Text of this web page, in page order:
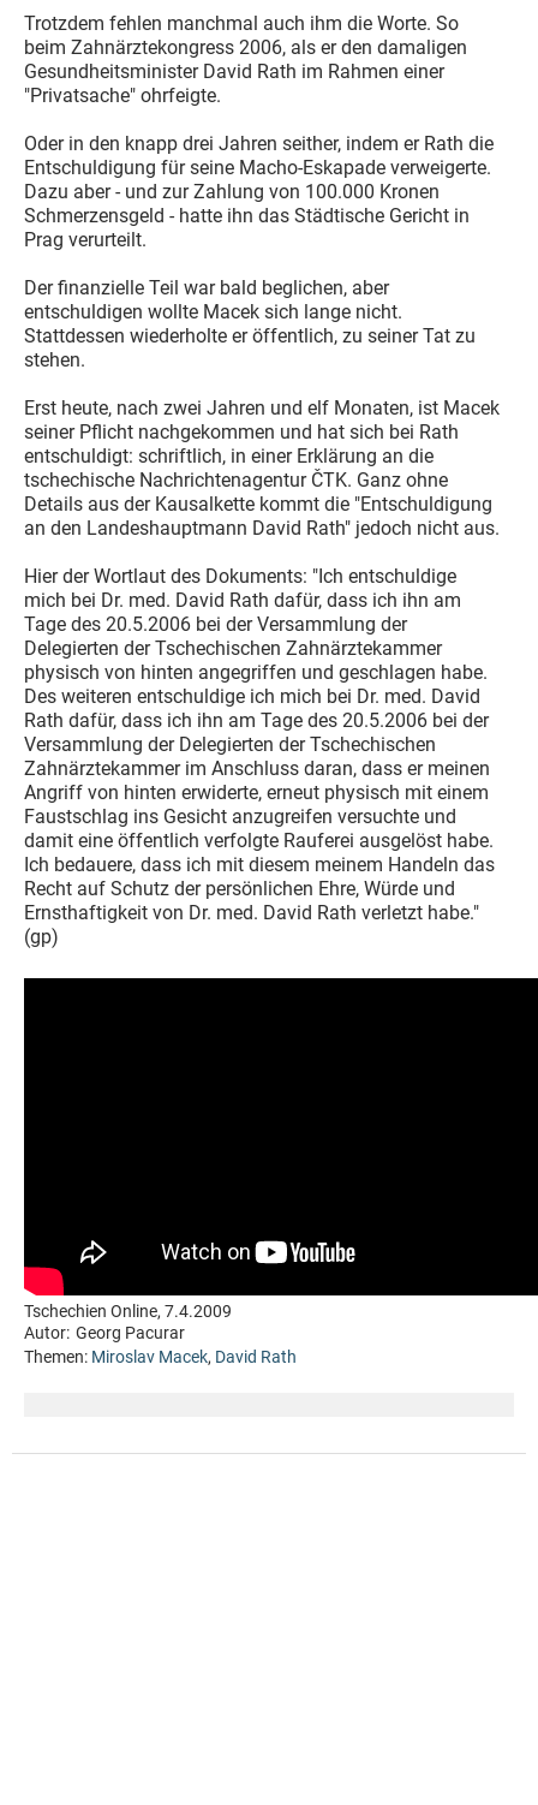
Trotzdem fehlen manchmal auch ihm die Worte. So
beim Zahnärztekongress 2006, als er den damaligen
Gesundheitsminister David Rath im Rahmen einer
"Privatsache" ohrfeigte.
Oder in den knapp drei Jahren seither, indem er Rath die
Entschuldigung für seine Macho-Eskapade verweigerte.
Dazu aber - und zur Zahlung von 100.000 Kronen
Schmerzensgeld - hatte ihn das Städtische Gericht in
Prag verurteilt.
Der finanzielle Teil war bald beglichen, aber
entschuldigen wollte Macek sich lange nicht.
Stattdessen wiederholte er öffentlich, zu seiner Tat zu
stehen.
Erst heute, nach zwei Jahren und elf Monaten, ist Macek
seiner Pflicht nachgekommen und hat sich bei Rath
entschuldigt: schriftlich, in einer Erklärung an die
tschechische Nachrichtenagentur ČTK. Ganz ohne
Details aus der Kausalkette kommt die "Entschuldigung
an den Landeshauptmann David Rath" jedoch nicht aus.
Hier der Wortlaut des Dokuments: "Ich entschuldige
mich bei Dr. med. David Rath dafür, dass ich ihn am
Tage des 20.5.2006 bei der Versammlung der
Delegierten der Tschechischen Zahnärztekammer
physisch von hinten angegriffen und geschlagen habe.
Des weiteren entschuldige ich mich bei Dr. med. David
Rath dafür, dass ich ihn am Tage des 20.5.2006 bei der
Versammlung der Delegierten der Tschechischen
Zahnärztekammer im Anschluss daran, dass er meinen
Angriff von hinten erwiderte, erneut physisch mit einem
Faustschlag ins Gesicht anzugreifen versuchte und
damit eine öffentlich verfolgte Rauferei ausgelöst habe.
Ich bedauere, dass ich mit diesem meinem Handeln das
Recht auf Schutz der persönlichen Ehre, Würde und
Ernsthaftigkeit von Dr. med. David Rath verletzt habe."
(gp)
Tschechien Online, 7.4.2009
Autor: Georg Pacurar
Themen: Miroslav Macek, David Rath